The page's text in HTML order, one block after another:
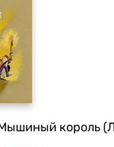
король